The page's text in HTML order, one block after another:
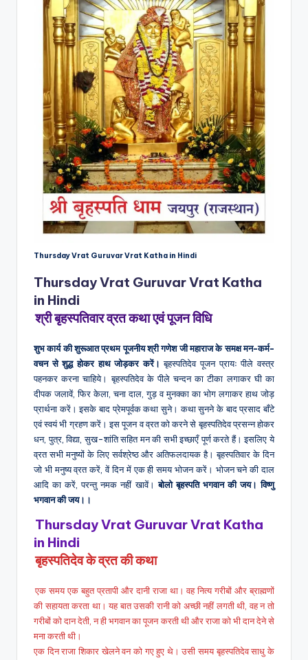
Thursday Vrat Guruvar Vrat Katha in Hindi
Thursday Vrat Guruvar Vrat Katha
in Hindi
श्री बृहस्पतिवार व्रत कथा एवं पूजन विधि
शुभ कार्य की शुरूआत प्रथम पूजनीय श्री गणेश जी महाराज के समक्ष मन-कर्म-
वचन से शुद्ध होकर हाथ जोड़कर करें।बृहस्पतिदेव पूजन प्रायः पीले वस्त्र
पहनकर करना चाहिये। बृहस्पतिदेव के पीले चन्दन का टीका लगाकर घी का
दीपक जलावें, फिर केला, चना दाल, गुड़ व मुनक्का का भोग लगाकर हाथ जोड़
प्रार्थना करें। इसके बाद प्रेमपूर्वक कथा सुने। कथा सुनने के बाद प्रसाद बाँटे
एवं स्वयं भी ग्रहण करें। इस पूजन व व्रत को करने से बृहस्पतिदेव प्रसन्न होकर
धन, पुत्र, विद्या, सुख-शांति सहित मन की सभी इच्छाएँ पूर्ण करते हैं। इसलिए ये
व्रत सभी मनुष्यों के लिए सर्वश्रेष्ठ और अतिफलदायक है। बृहस्पतिवार के दिन
जो भी मनुष्य व्रत करें, वें दिन में एक ही समय भोजन करें। भोजन चने की दाल
आदि का करें, परन्तु नमक नहीं खावें।बोलो बृहस्पति भगवान की जय। विष्णु
भगवान की जय।।
Thursday Vrat Guruvar Vrat Katha
in Hindi
बृहस्पतिदेव के व्रत की कथा
एक समय एक बहुत प्रतापी और दानी राजा था। वह नित्य गरीबों और ब्राह्मणों
की सहायता करता था। यह बात उसकी रानी को अच्छी नहीं लगती थी, वह न तो
गरीबों को दान देती, न ही भगवान का पूजन करती थी और राजा को भी दान देने से
मना करती थी।
एक दिन राजा शिकार खेलने वन को गए हुए थे। उसी समय बृहस्पतिदेव साधु के